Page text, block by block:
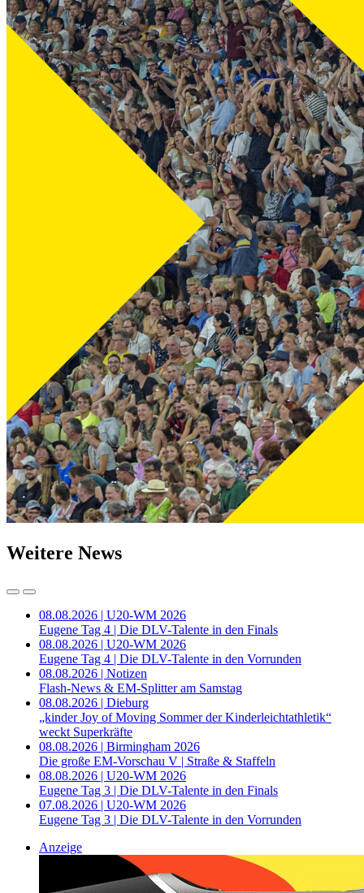
Weitere News
08.08.2026 | U20-WM 2026
Eugene Tag 4 | Die DLV-Talente in den Finals
08.08.2026 | U20-WM 2026
Eugene Tag 4 | Die DLV-Talente in den Vorrunden
08.08.2026 | Notizen
Flash-News & EM-Splitter am Samstag
08.08.2026 | Dieburg
„kinder Joy of Moving Sommer der Kinderleichtathletik“
weckt Superkräfte
08.08.2026 | Birmingham 2026
Die große EM-Vorschau V | Straße & Staffeln
08.08.2026 | U20-WM 2026
Eugene Tag 3 | Die DLV-Talente in den Finals
07.08.2026 | U20-WM 2026
Eugene Tag 3 | Die DLV-Talente in den Vorrunden
Anzeige